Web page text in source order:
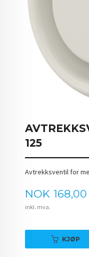
125
Avtrekksventil for
Pris
NOK 168,00
inkl. mva.
KJØP